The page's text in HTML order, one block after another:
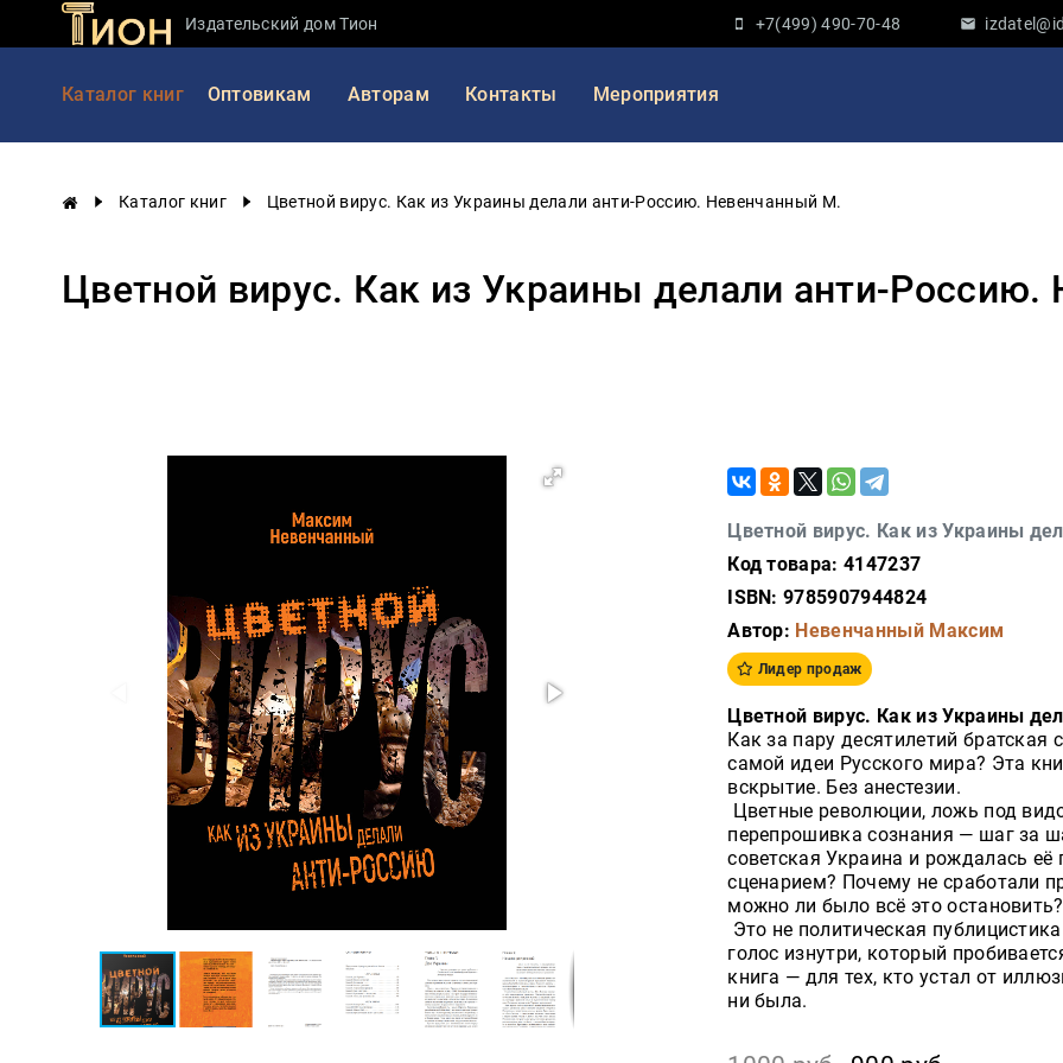
Издательский дом Тион +7(499) 490-70-48
Каталог книг Оптовикам Авторам Контакты Мероприятия
Каталог книг Цветной вирус. Как из Украины делали анти-Россию. Невенчанный М.
Цветной вирус. Как из Украины делали анти-
Цветной вирус. Как из Украины
Код товара: 4147237
ISBN: 9785907944824
Автор: Невенчанный Максим
Лидер продаж
Цветной вирус. Как из Украины
Как за пару десятилетий
самой идеи Русского мира? Эта
вскрытие. Без анестезии.
Цветные революции, ложь под
перепрошивка сознания — шаг за
советская Украина и рождалась
сценарием? Почему не сработали
можно ли было всё это остановить?
Это не политическая
голос изнутри, который
книга — для тех, кто устал от
ни была.
Занимательная
наука
История
Экономика
непознанное
Политика
Религия